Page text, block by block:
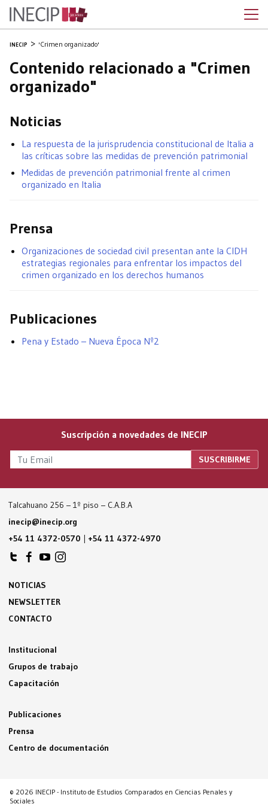
INECIP 'Crimen organizado'
Contenido relacionado a "Crimen
organizado"
Noticias
La respuesta de la jurisprudencia constitucional de Italia a
las críticas sobre las medidas de prevención patrimonial
Medidas de prevención patrimonial frente al crimen
organizado en Italia
Prensa
Organizaciones de sociedad civil presentan ante la CIDH
estrategias regionales para enfrentar los impactos del
crimen organizado en los derechos humanos
Publicaciones
Pena y Estado – Nueva Época Nº2
Suscripción a novedades de INECIP
Talcahuano 256 – 1º piso – C.A.B.A
inecip@inecip.org
+54 11 4372-0570 | +54 11 4372-4970
NOTICIAS
NEWSLETTER
CONTACTO
Institucional
Grupos de trabajo
Capacitación
Publicaciones
Prensa
Centro de documentación
© 2026 INECIP - Instituto de Estudios Comparados en Ciencias Penales y
Sociales